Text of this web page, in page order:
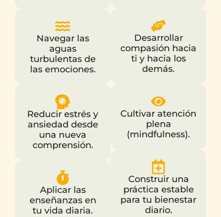
Navegar las
aguas
turbulentas de
las emociones.
Reducir estrés y
ansiedad desde
una nueva
comprensión.
Aplicar las
enseñanzas en
tu vida diaria.
Desarrollar
compasión hacia
ti y hacia los
demás.
Cultivar atención
plena
(mindfulness).
Construir una
práctica estable
para tu bienestar
diario.